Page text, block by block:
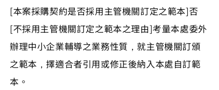
[本案採購契約是否採用主管機關訂定之範本]否
[不採用主管機關訂定之範本之理由]考量本處委外
辦理中小企業輔導之業務性質，就主管機關訂頒
之範本，擇適合者引用或修正後納入本處自訂範
本。